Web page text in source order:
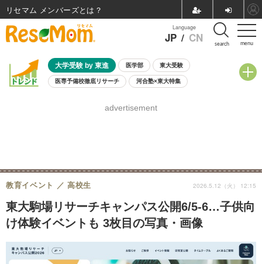
menu
Language
JP / CN search
大学受験 by 東進 医学部 東大受験
医専予備校徹底リサーチ 河合塾×東大特集
8月開催学校説明会・相談会
advertisement
東大駒場リサーチキャンパス公開6/5-6…子供向
け体験イベントも 3枚目の写真・画像
教育イベント 高校生 2026.5.12（火） 12:15
リセマム メンバーズ